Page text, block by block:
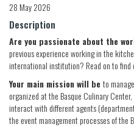
28 May 2026
Description
Are you passionate about the
previous experience working in the
international institution? Read on to find
Your main mission will be to
organized at the Basque Culinary
interact with different agents
the event management processes of the